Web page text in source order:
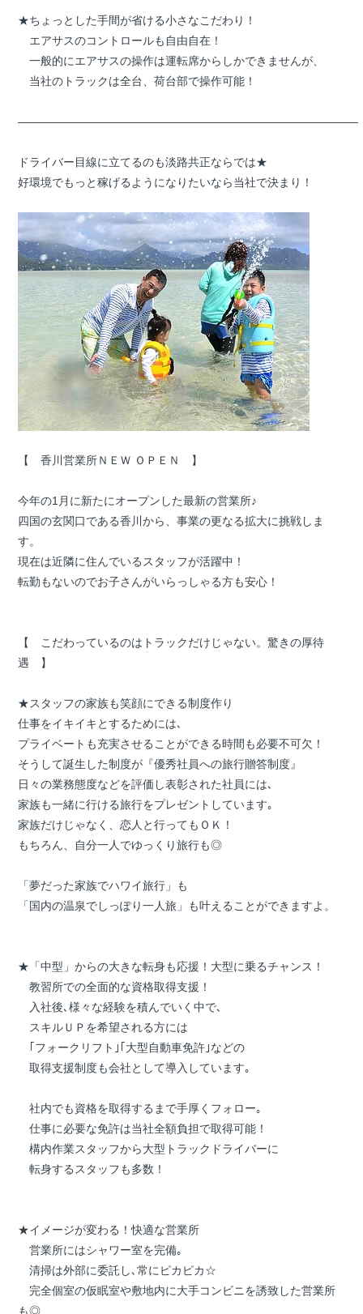
★ちょっとした手間が省ける小さなこだわり！
エアサスのコントロールも自由自在！
一般的にエアサスの操作は運転席からしかできませんが、
当社のトラックは全台、荷台部で操作可能！
――――――――――――――――――――――――――――――
ドライバー目線に立てるのも淡路共正ならでは★
好環境でもっと稼げるようになりたいなら当社で決まり！
【 香川営業所ＮＥＷ ＯＰＥＮ 】
今年の1月に新たにオープンした最新の営業所♪
四国の玄関口である香川から、事業の更なる拡大に挑戦しま
す。
現在は近隣に住んでいるスタッフが活躍中！
転勤もないのでお子さんがいらっしゃる方も安心！
【 こだわっているのはトラックだけじゃない。驚きの厚待
遇 】
★スタッフの家族も笑顔にできる制度作り
仕事をイキイキとするためには､
プライベートも充実させることができる時間も必要不可欠！
そうして誕生した制度が『優秀社員への旅行贈答制度』
日々の業務態度などを評価し表彰された社員には､
家族も一緒に行ける旅行をプレゼントしています｡
家族だけじゃなく、恋人と行ってもＯＫ！
もちろん、自分一人でゆっくり旅行も◎
「夢だった家族でハワイ旅行」も
「国内の温泉でしっぽり一人旅」も叶えることができますよ。
★「中型」からの大きな転身も応援！大型に乗るチャンス！
教習所での全面的な資格取得支援！
入社後､様々な経験を積んでいく中で､
スキルＵＰを希望される方には
｢フォークリフト｣｢大型自動車免許｣などの
取得支援制度も会社として導入しています｡
社内でも資格を取得するまで手厚くフォロー｡
仕事に必要な免許は当社全額負担で取得可能！
構内作業スタッフから大型トラックドライバーに
転身するスタッフも多数！
★イメージが変わる！快適な営業所
営業所にはシャワー室を完備｡
清掃は外部に委託し､常にピカピカ☆
完全個室の仮眠室や敷地内に大手コンビニを誘致した営業所
も◎